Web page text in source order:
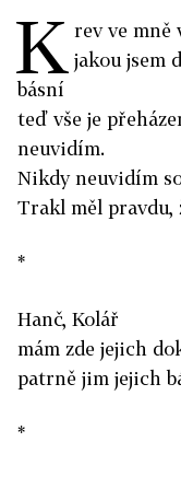
K rev ve mně
jakou jsem
básní
teď vše je
neuvidím.
Nikdy neuvidím
Trakl měl pravdu,
*
Hanč, Kolář
mám zde jejich
patrně jim jejich
*